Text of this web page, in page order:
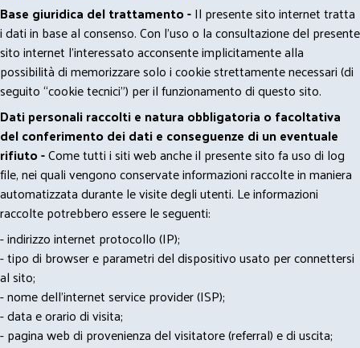
Base giuridica del trattamento -Il presente sito internet tratta
i dati in base al consenso. Con l'uso o la consultazione del presente
sito internet l’interessato acconsente implicitamente alla
possibilità di memorizzare solo i cookie strettamente necessari (di
seguito “cookie tecnici”) per il funzionamento di questo sito.
Dati personali raccolti e natura obbligatoria o facoltativa
del conferimento dei dati e conseguenze di un eventuale
rifiuto -Come tutti i siti web anche il presente sito fa uso di log
file, nei quali vengono conservate informazioni raccolte in maniera
automatizzata durante le visite degli utenti. Le informazioni
raccolte potrebbero essere le seguenti:
- indirizzo internet protocollo (IP);
- tipo di browser e parametri del dispositivo usato per connettersi
al sito;
- nome dell'internet service provider (ISP);
- data e orario di visita;
- pagina web di provenienza del visitatore (referral) e di uscita;